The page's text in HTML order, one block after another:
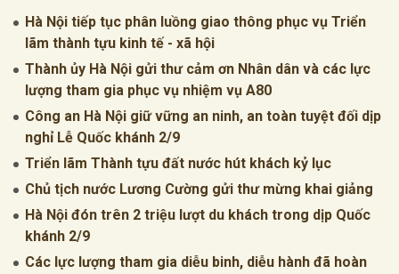
Hà Nội tiếp tục phân luồng giao thông phục vụ Triển
lãm thành tựu kinh tế - xã hội
Thành ủy Hà Nội gửi thư cảm ơn Nhân dân và các lực
lượng tham gia phục vụ nhiệm vụ A80
Công an Hà Nội giữ vững an ninh, an toàn tuyệt đối dịp
nghỉ Lễ Quốc khánh 2/9
Triển lãm Thành tựu đất nước hút khách kỷ lục
Chủ tịch nước Lương Cường gửi thư mừng khai giảng
Hà Nội đón trên 2 triệu lượt du khách trong dịp Quốc
khánh 2/9
Các lực lượng tham gia diễu binh, diễu hành đã hoàn